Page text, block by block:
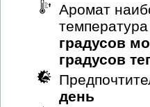
Аромат
градусов
градусов
день